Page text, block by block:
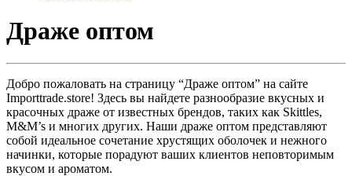
Драже оптом
Добро пожаловать на страницу “Драже оптом” на сайте
Importtrade.store! Здесь вы найдете разнообразие вкусных и
красочных драже от известных брендов, таких как Skittles,
M&M’s и многих других. Наши драже оптом представляют
собой идеальное сочетание хрустящих оболочек и нежного
начинки, которые порадуют ваших клиентов неповторимым
вкусом и ароматом.